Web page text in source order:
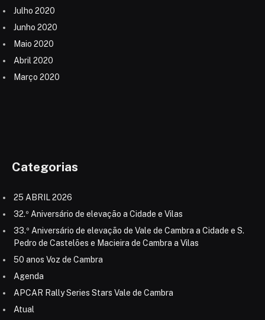
Julho 2020
Junho 2020
Maio 2020
Abril 2020
Março 2020
Categorias
25 ABRIL 2026
32.º Aniversário de elevação a Cidade e Vilas
33.º Aniversário de elevação de Vale de Cambra a Cidade e S.
Pedro de Castelões e Macieira de Cambra a Vilas
50 anos Voz de Cambra
Agenda
APCAR Rally Series Stars Vale de Cambra
Atual